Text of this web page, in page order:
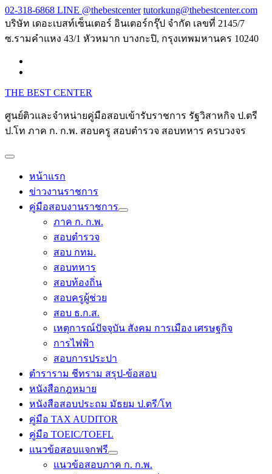
Skip
to
02-318-6868 LINE @thebestcenter tutorkung@thebestcenter.com
บริษัท เดอะเบสท์เซ็นเตอร์ อินเตอร์กรุ๊ป จำกัด เลขที่ 2145/7
ซ.รามคำแหง 43/1 หัวหมาก บางกะปิ, กรุงเทพมหานคร 10240
THE BEST CENTER
ศูนย์ติวและจำหน่ายคู่มือสอบเข้ารับราชการ รัฐวิสาหกิจ ป.ตรี
ป.โท ภาค ก. ก.พ. สอบครู สอบตำรวจ สอบทหาร ครบวงจร
หน้าแรก
ข่าวงานราชการ
คู่มือสอบงานราชการ
ภาค ก. ก.พ.
สอบตำรวจ
สอบ กทม.
สอบทหาร
สอบท้องถิ่น
สอบครูผู้ช่วย
สอบ ธ.ก.ส.
เหตุการณ์ปัจจุบัน สังคม การเมือง เศรษฐกิจ
การไฟฟ้า
สอบการประปา
ตำราราม ชีทราม สรุป-ข้อสอบ
หนังสือกฎหมาย
หนังสือสอบประถม มัธยม ป.ตรี/โท
คู่มือ TAX AUDITOR
คู่มือ TOEIC/TOEFL
แนวข้อสอบแจกฟรี
แนวข้อสอบภาค ก. ก.พ.